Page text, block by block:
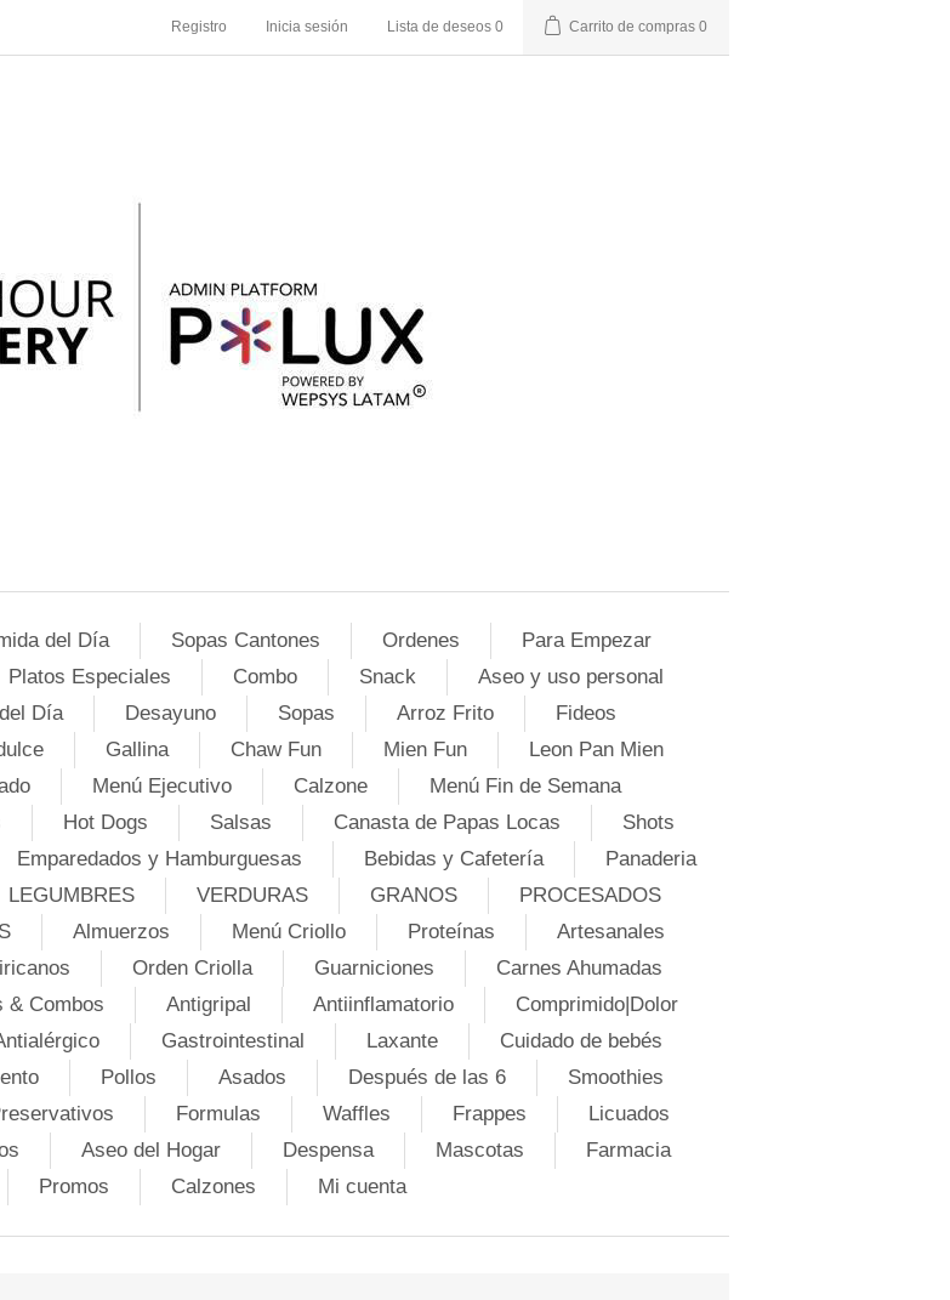
Registro Inicia sesión Lista de deseos 0 Carrito de compras 0
del Día Sopas Cantones Ordenes
Para Empezar
Platos Especiales Combo Snack
Aseo y uso personal
Día Desayuno Sopas Arroz Frito
Fideos
Gallina Chaw Fun Mien Fun
Leon Pan Mien
Menú Ejecutivo Calzone
Menú Fin de Semana
Hot Dogs Salsas Canasta de Papas Locas
Shots
Emparedados y Hamburguesas Bebidas y Cafetería
Panaderia
LEGUMBRES VERDURAS GRANOS
PROCESADOS
Almuerzos Menú Criollo Proteínas
Artesanales
Orden Criolla Guarniciones
Carnes Ahumadas
& Combos Antigripal Antiinflamatorio
Comprimido|Dolor
Gastrointestinal Laxante
Cuidado de bebés
Pollos Asados Después de las 6
Smoothies
Formulas Waffles Frappes
Licuados
Aseo del Hogar Despensa Mascotas
Farmacia
Promos Calzones Mi cuenta